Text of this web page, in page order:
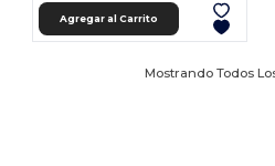
Agregar al Carrito
Mostrando Todos